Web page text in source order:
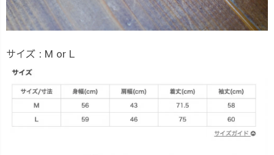
サイズ : M or L